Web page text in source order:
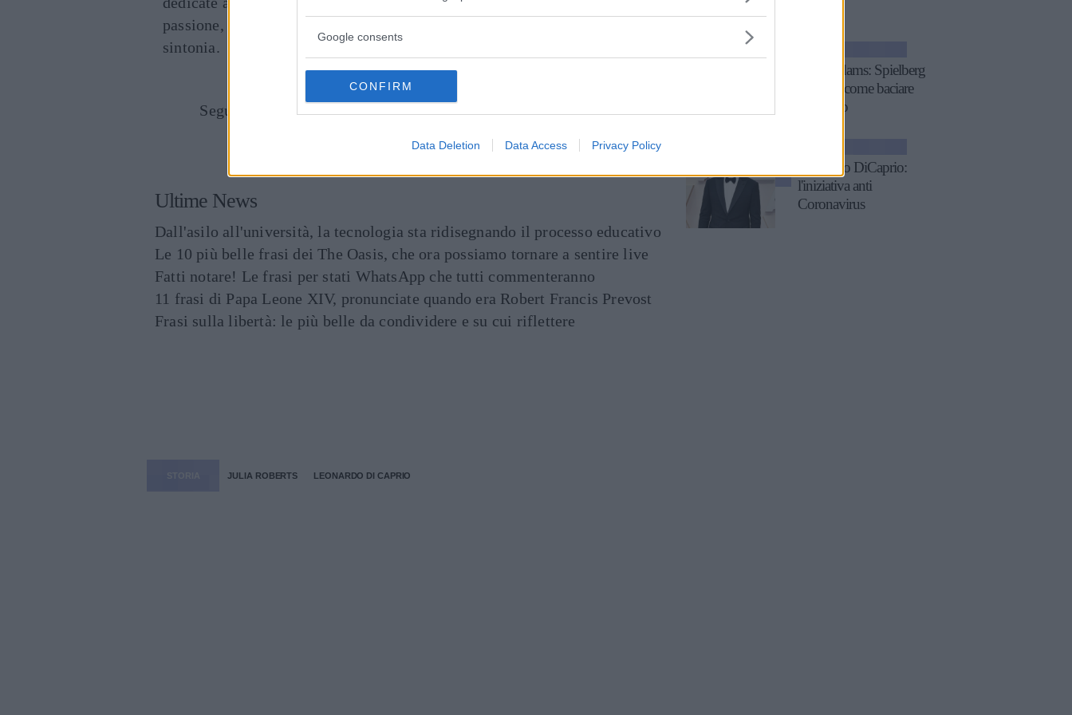
Google consents
CONFIRM
Data Deletion Data Access Privacy Policy
passione, la Roberts e DiCaprio, sono apparsi, durante la serata, in perfetta
sintonia.
Seguici anche su Google News!
Ultime News
Dall'asilo all'università, la tecnologia sta ridisegnando il processo educativo
Le 10 più belle frasi dei The Oasis, che ora possiamo tornare a sentire live
Fatti notare! Le frasi per stati WhatsApp che tutti commenteranno
11 frasi di Papa Leone XIV, pronunciate quando era Robert Francis Prevost
Frasi sulla libertà: le più belle da condividere e su cui riflettere
JULIA ROBERTS LEONARDO DI CAPRIO
Amy Adams: Spielberg
mi disse come baciare
DiCaprio
Leonardo DiCaprio:
l'iniziativa anti
Coronavirus